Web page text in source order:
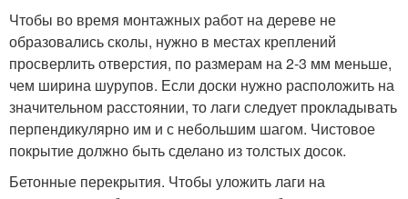
Чтобы во время монтажных работ на дереве не
образовались сколы, нужно в местах креплений
просверлить отверстия, по размерам на 2-3 мм меньше,
чем ширина шурупов. Если доски нужно расположить на
значительном расстоянии, то лаги следует прокладывать
перпендикулярно им и с небольшим шагом. Чистовое
покрытие должно быть сделано из толстых досок.
Бетонные перекрытия. Чтобы уложить лаги на